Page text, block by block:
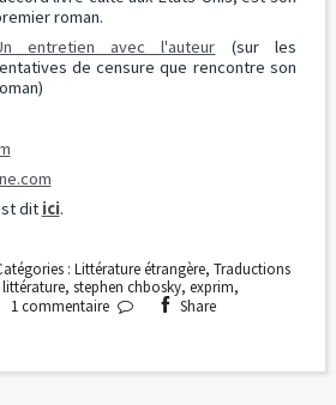
roman.
entretien avec l'auteur (sur les
de censure que rencontre son
dit ici.
: Littérature étrangère, Traductions
littérature,stephen chbosky,exprim,
1commentaire Share